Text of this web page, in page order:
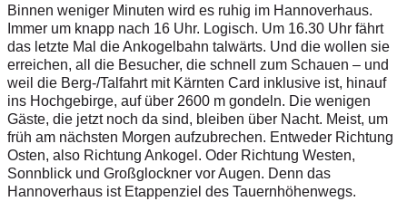
Binnen weniger Minuten wird es ruhig im Hannoverhaus.
Immer um knapp nach 16 Uhr. Logisch. Um 16.30 Uhr fährt
das letzte Mal die Ankogelbahn talwärts. Und die wollen sie
erreichen, all die Besucher, die schnell zum Schauen – und
weil die Berg-/Talfahrt mit Kärnten Card inklusive ist, hinauf
ins Hochgebirge, auf über 2600 m gondeln. Die wenigen
Gäste, die jetzt noch da sind, bleiben über Nacht. Meist, um
früh am nächsten Morgen aufzubrechen. Entweder Richtung
Osten, also Richtung Ankogel. Oder Richtung Westen,
Sonnblick und Großglockner vor Augen. Denn das
Hannoverhaus ist Etappenziel des Tauernhöhenwegs.